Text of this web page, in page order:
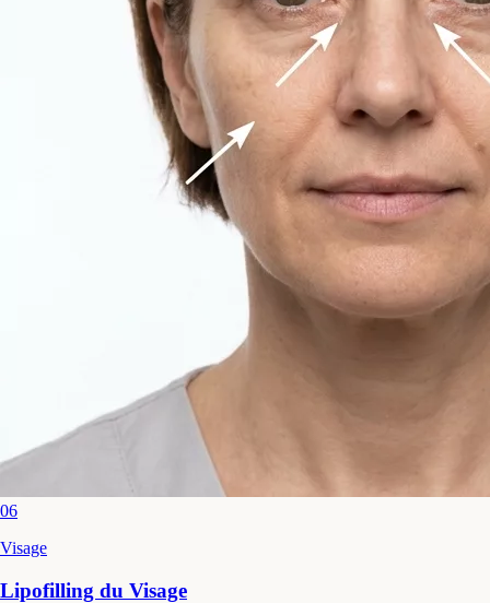
06
Visage
Lipofilling du Visage